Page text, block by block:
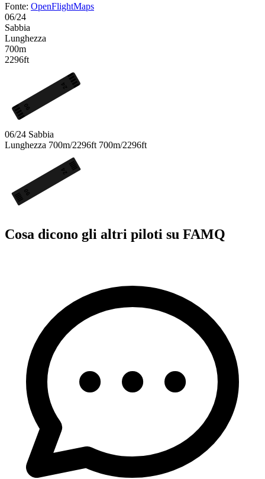
Fonte: OpenFlightMaps
06/24
Sabbia
Lunghezza
700m
2296ft
24
06
06/24 Sabbia
Lunghezza 700m/2296ft 700m/2296ft
24
06
Cosa dicono gli altri piloti su FAMQ